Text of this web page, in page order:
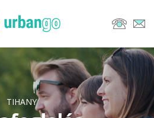
TIHANY